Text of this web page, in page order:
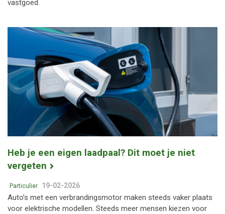
vastgoed.
Heb je een eigen laadpaal? Dit moet je niet
vergeten
Particulier 19-02-2026
Auto’s met een verbrandingsmotor maken steeds vaker plaats
voor elektrische modellen. Steeds meer mensen kiezen voor